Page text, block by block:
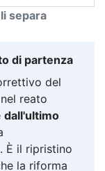
separa
di partenza
del
reato
dall'ultimo
È il ripristino
la riforma